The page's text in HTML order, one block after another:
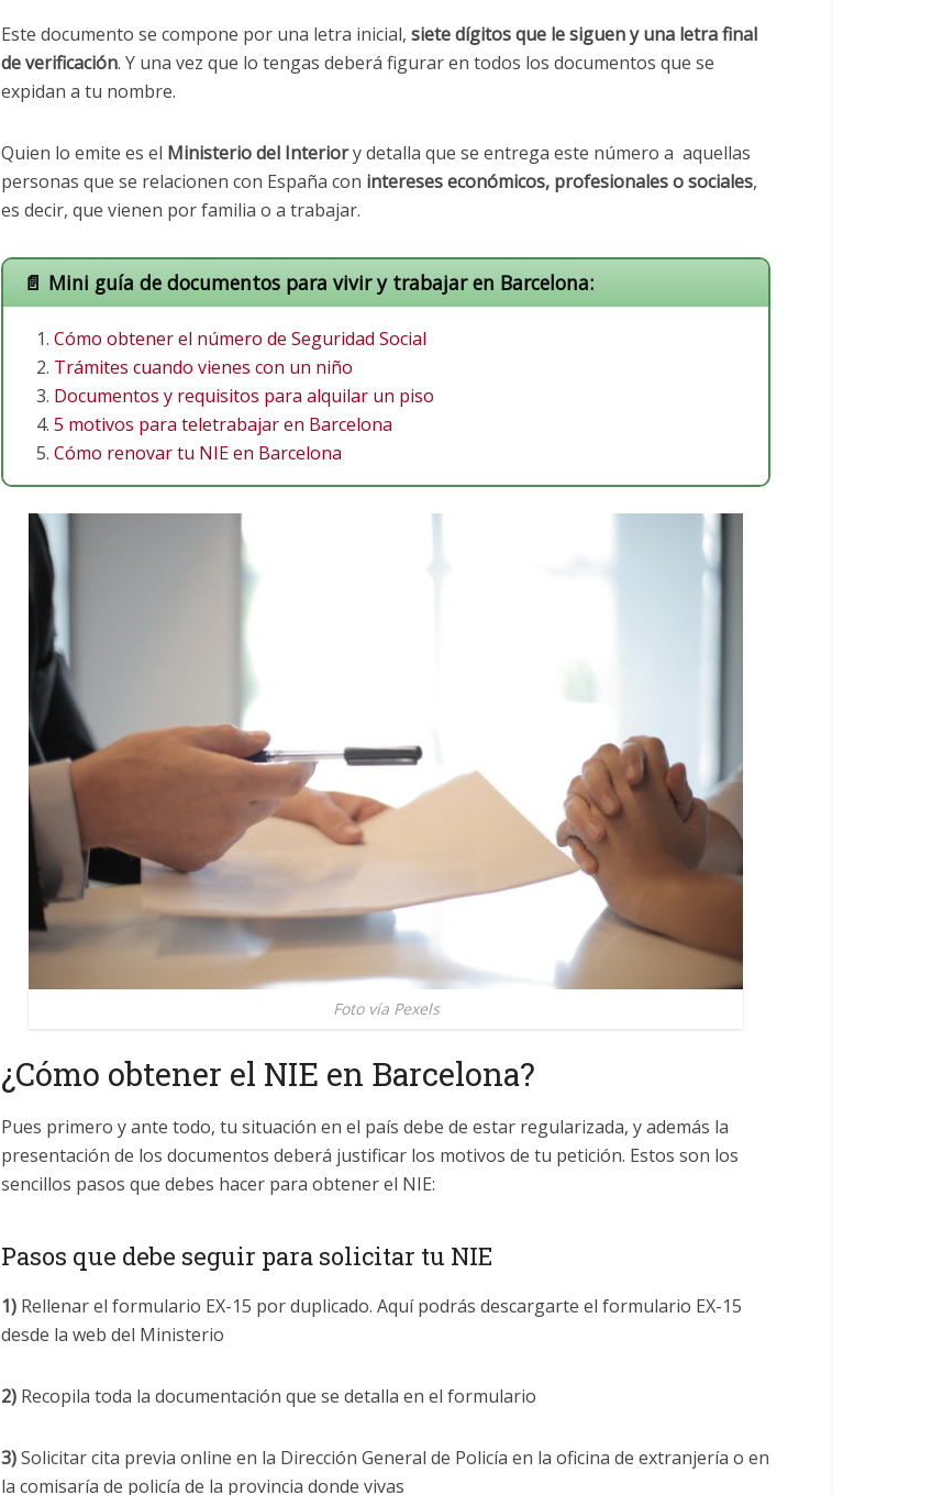
Este documento se compone por una letra inicial, siete dígitos que le siguen y una letra final
de verificación. Y una vez que lo tengas deberá figurar en todos los documentos que se
expidan a tu nombre.
Quien lo emite es el Ministerio del Interiory detalla que se entrega este número a aquellas
personas que se relacionen con España con intereses económicos, profesionales o sociales,
es decir, que vienen por familia o a trabajar.
📄 Mini guía de documentos para vivir y trabajar en Barcelona:
Cómo obtener el número de Seguridad Social
Trámites cuando vienes con un niño
Documentos y requisitos para alquilar un piso
5 motivos para teletrabajar en Barcelona
Cómo renovar tu NIE en Barcelona
Foto vía Pexels
¿Cómo obtener el NIE en Barcelona?
Pues primero y ante todo, tu situación en el país debe de estar regularizada, y además la
presentación de los documentos deberá justificar los motivos de tu petición. Estos son los
sencillos pasos que debes hacer para obtener el NIE:
Pasos que debe seguir para solicitar tu NIE
1) Rellenar el formulario EX-15 por duplicado. Aquí podrás descargarte el formulario EX-15
desde la web del Ministerio
2) Recopila toda la documentación que se detalla en el formulario
3)Solicitar cita previa online en la Dirección General de Policía en la oficina de extranjería o en
la comisaría de policía de la provincia donde vivas